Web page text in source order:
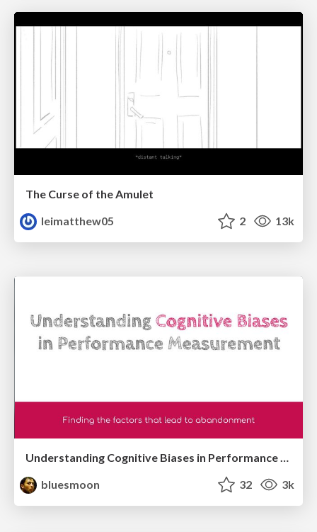
The Curse of the Amulet
leimatthew05
2 13k
Understanding Cognitive Biases in Performance Measurement
bluesmoon
32 3k